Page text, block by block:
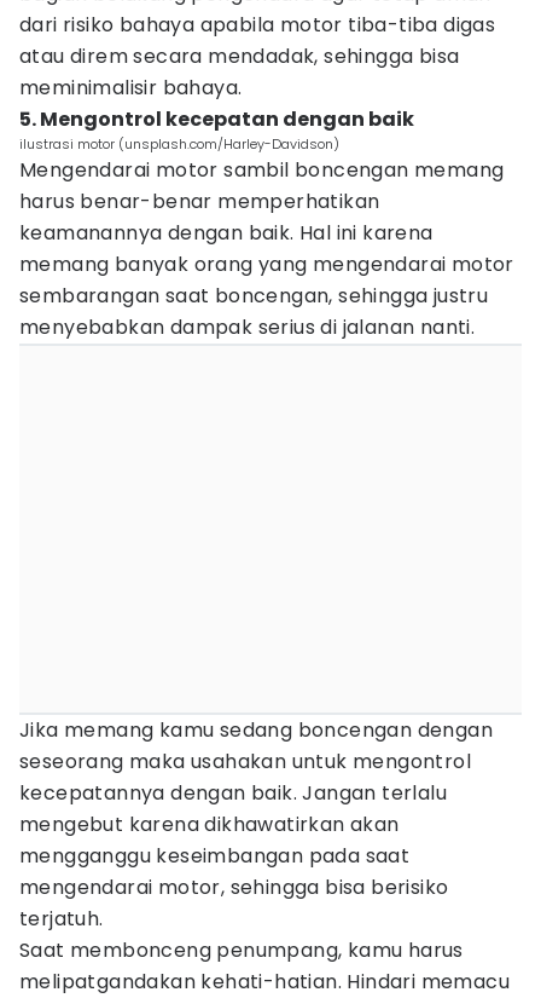
dari risiko bahaya apabila motor tiba-tiba digas
atau direm secara mendadak, sehingga bisa
meminimalisir bahaya.
5. Mengontrol kecepatan dengan baik
ilustrasi motor (unsplash.com/Harley-Davidson)
Mengendarai motor sambil boncengan memang
harus benar-benar memperhatikan
keamanannya dengan baik. Hal ini karena
memang banyak orang yang mengendarai motor
sembarangan saat boncengan, sehingga justru
menyebabkan dampak serius di jalanan nanti.
Jika memang kamu sedang boncengan dengan
seseorang maka usahakan untuk mengontrol
kecepatannya dengan baik. Jangan terlalu
mengebut karena dikhawatirkan akan
mengganggu keseimbangan pada saat
mengendarai motor, sehingga bisa berisiko
terjatuh.
Saat membonceng penumpang, kamu harus
melipatgandakan kehati-hatian. Hindari memacu